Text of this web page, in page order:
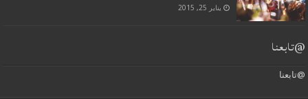
يناير 25, 2015
@تابعنا
@تابعنا